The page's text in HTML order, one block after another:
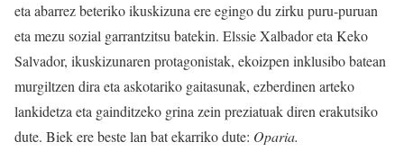
eta abarrez beteriko ikuskizuna ere egingo du zirku puru-puruan
eta mezu sozial garrantzitsu batekin. Elssie Xalbador eta Keko
Salvador, ikuskizunaren protagonistak, ekoizpen inklusibo batean
murgiltzen dira eta askotariko gaitasunak, ezberdinen arteko
lankidetza eta gainditzeko grina zein preziatuak diren erakutsiko
dute. Biek ere beste lan bat ekarriko dute: Oparia.